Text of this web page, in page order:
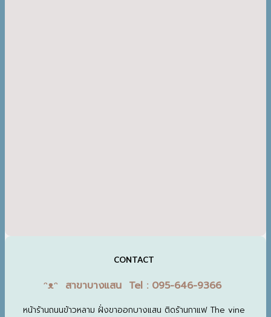
CONTACT
ᵔᴥᵔ สาขาบางแสน Tel : 095-646-9366
หน้าร้านถนนข้าวหลาม ฝั่งขาออกบางแสน ติดร้านกาแฟ The vine